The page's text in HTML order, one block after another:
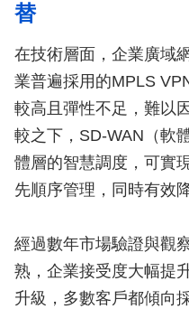
替
在技術層面，企業廣域
業普遍採用的MPLS
較高且彈性不足，難以
較之下，SD-WAN（軟
體層的智慧調度，可實
先順序管理，同時有效
經過數年市場驗證與觀
熟，企業接受度大幅提
升級，多數客戶都傾向